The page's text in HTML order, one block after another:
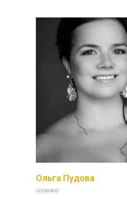
Ольга Пудова
сопрано